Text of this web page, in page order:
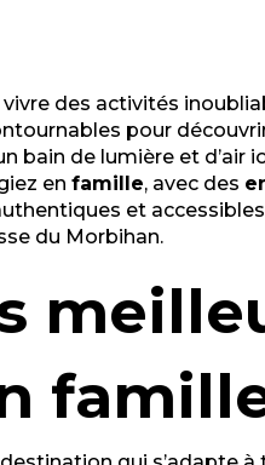
des activités
pour
bain de lumière et d’air
en famille, avec des
et
du Morbihan.